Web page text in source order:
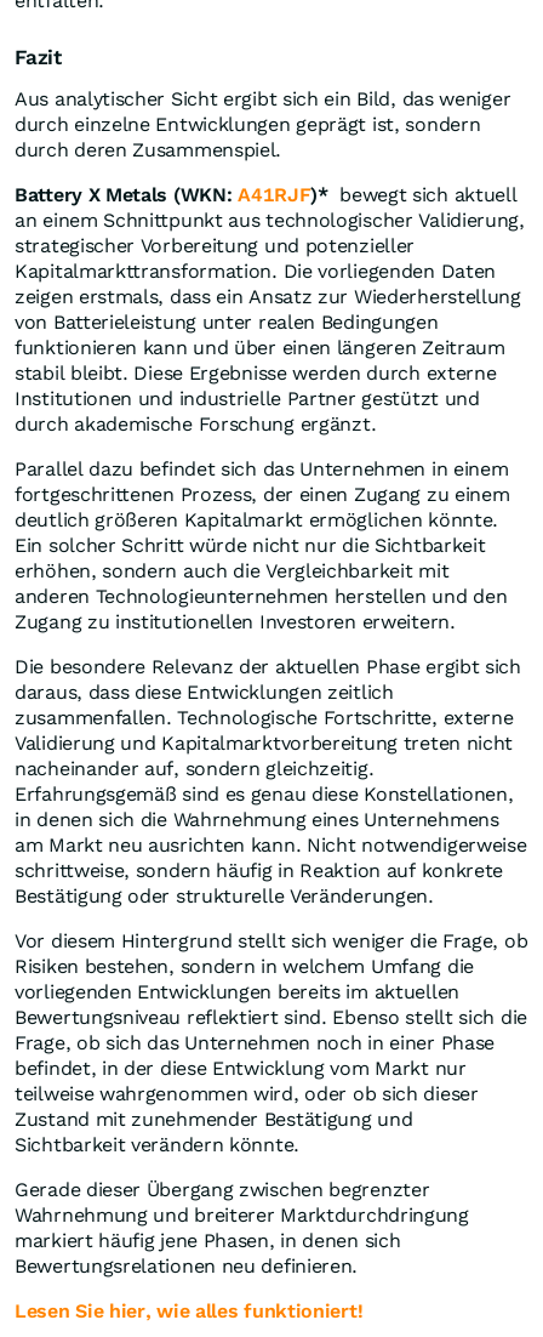
Fazit
Aus analytischer Sicht ergibt sich ein Bild, das weniger
durch einzelne Entwicklungen geprägt ist, sondern
durch deren Zusammenspiel.
Battery X Metals (WKN:A41RJF)* bewegt sich aktuell
an einem Schnittpunkt aus technologischer Validierung,
strategischer Vorbereitung und potenzieller
Kapitalmarkttransformation. Die vorliegenden Daten
zeigen erstmals, dass ein Ansatz zur Wiederherstellung
von Batterieleistung unter realen Bedingungen
funktionieren kann und über einen längeren Zeitraum
stabil bleibt. Diese Ergebnisse werden durch externe
Institutionen und industrielle Partner gestützt und
durch akademische Forschung ergänzt.
Parallel dazu befindet sich das Unternehmen in einem
fortgeschrittenen Prozess, der einen Zugang zu einem
deutlich größeren Kapitalmarkt ermöglichen könnte.
Ein solcher Schritt würde nicht nur die Sichtbarkeit
erhöhen, sondern auch die Vergleichbarkeit mit
anderen Technologieunternehmen herstellen und den
Zugang zu institutionellen Investoren erweitern.
Die besondere Relevanz der aktuellen Phase ergibt sich
daraus, dass diese Entwicklungen zeitlich
zusammenfallen. Technologische Fortschritte, externe
Validierung und Kapitalmarktvorbereitung treten nicht
nacheinander auf, sondern gleichzeitig.
Erfahrungsgemäß sind es genau diese Konstellationen,
in denen sich die Wahrnehmung eines Unternehmens
am Markt neu ausrichten kann. Nicht notwendigerweise
schrittweise, sondern häufig in Reaktion auf konkrete
Bestätigung oder strukturelle Veränderungen.
Vor diesem Hintergrund stellt sich weniger die Frage, ob
Risiken bestehen, sondern in welchem Umfang die
vorliegenden Entwicklungen bereits im aktuellen
Bewertungsniveau reflektiert sind. Ebenso stellt sich die
Frage, ob sich das Unternehmen noch in einer Phase
befindet, in der diese Entwicklung vom Markt nur
teilweise wahrgenommen wird, oder ob sich dieser
Zustand mit zunehmender Bestätigung und
Sichtbarkeit verändern könnte.
Gerade dieser Übergang zwischen begrenzter
Wahrnehmung und breiterer Marktdurchdringung
markiert häufig jene Phasen, in denen sich
Bewertungsrelationen neu definieren.
Lesen Sie hier, wie alles funktioniert!